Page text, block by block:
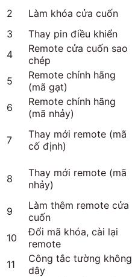
2 Làm khóa cửa cuốn
3
Thay pin điều khiển
4
Remote cửa cuốn sao
chép
5
Remote chính hãng
(mã gạt)
6
Remote chính hãng
(mã nhảy)
7
Thay mới remote (mã
cố định)
8
Thay mới remote (mã
nhảy)
9
Làm thêm remote cửa
cuốn
10
Đổi mã khóa, cài lại
remote
11
Công tắc tường không
dây